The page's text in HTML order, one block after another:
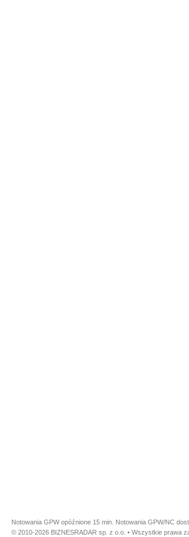
Notowania GPW opóźnione 15 min. Notowania GPW/NC
© 2010-2026 BIZNESRADAR sp. z o.o. • Wszystkie prawa